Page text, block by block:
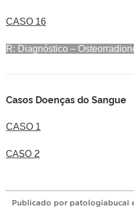
CASO 16
R: Diagnóstico –
Casos Doenças do Sangue
CASO 1
CASO 2
Publicado por patologiabucal